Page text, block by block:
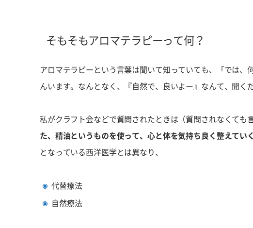
そもそもアロマテラピーって何？
アロマテラピーという言葉は聞いて知っていても、「では
んいます。なんとなく、『自然で、良いよー』なんて、聞く
私がクラフト会などで質問されたときは（質問されなくても
た、精油というものを使って、心と体を気持ち良く整えてい
となっている西洋医学とは異なり、
代替療法
自然療法